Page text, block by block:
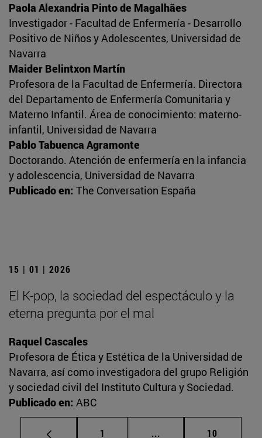
Paola Alexandria Pinto de Magalhães
Investigador - Facultad de Enfermería - Desarrollo
Positivo de Niños y Adolescentes, Universidad de
Navarra
Maider Belintxon Martín
Profesora de la Facultad de Enfermería. Directora
del Departamento de Enfermería Comunitaria y
Materno Infantil. Área de conocimiento: materno-
infantil, Universidad de Navarra
Pablo Tabuenca Agramonte
Doctorando. Atención de enfermería en la infancia
y adolescencia, Universidad de Navarra
Publicado en: The Conversation España
15 | 01 | 2026
El K-pop, la sociedad del espectáculo y la
eterna pregunta por el mal
Raquel Cascales
Profesora de Ética y Estética de la Universidad de
Navarra, así como investigadora del grupo Religión
y sociedad civil del Instituto Cultura y Sociedad.
Publicado en: ABC
Página
1 ... Páginas intermedias
Página
10